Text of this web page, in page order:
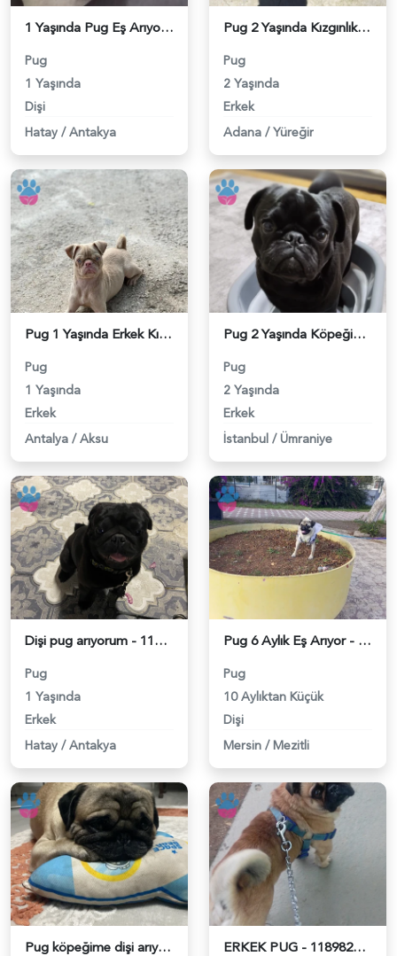
1 Yaşında Pug Eş Arıyor - 118983984
Pug
1 Yaşında
Dişi
Hatay / Antakya
Pug 2 Yaşında Kızgınlıkta Eş Arıyor - 118983855
Pug
2 Yaşında
Erkek
Adana / Yüreğir
Pug 1 Yaşında Erkek Kızgınlıkta - 118983801
Pug
1 Yaşında
Erkek
Antalya / Aksu
Pug 2 Yaşında Köpeğime Eş Arıyorum - 118983418
Pug
2 Yaşında
Erkek
İstanbul / Ümraniye
Dişi pug arıyorum - 118983379
Pug
1 Yaşında
Erkek
Hatay / Antakya
Pug 6 Aylık Eş Arıyor - 118982369
Pug
10 Aylıktan Küçük
Dişi
Mersin / Mezitli
Pug köpeğime dişi arıyorum - 118982326 ERKEK PUG - 118982095